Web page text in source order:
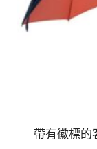
帶有徽標的